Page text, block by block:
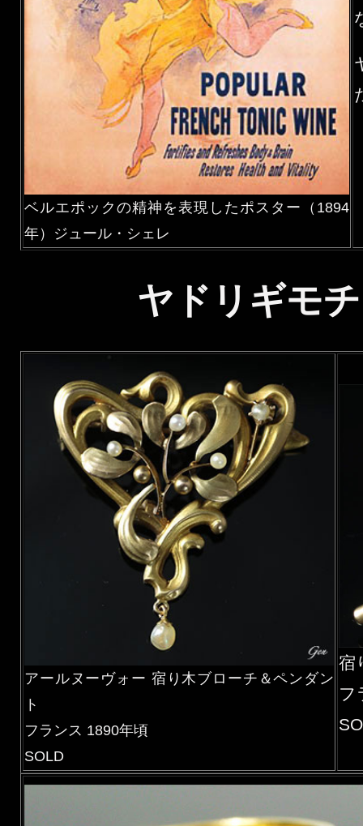
ベルエポックの精神を表現したポスター（1894
年）ジュール・シェレ
ヤドリギモ
アールヌーヴォー 宿り木ブローチ＆ペンダン
ト
フランス 1890年頃
SOLD
宿
フ